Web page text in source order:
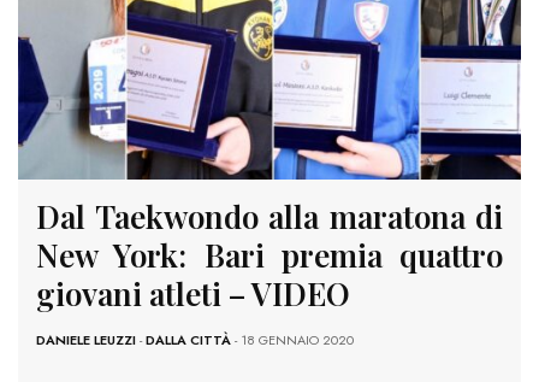
Dal Taekwondo alla maratona di
New York: Bari premia quattro
giovani atleti – VIDEO
DANIELE LEUZZI-DALLA CITTÀ- 18 GENNAIO 2020